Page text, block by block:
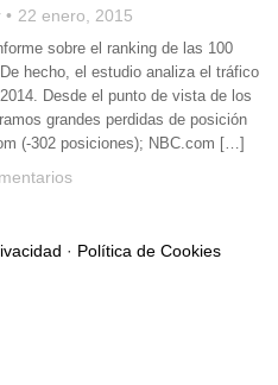
22 enero, 2015
sobre el ranking de las 100
hecho, el estudio analiza el tráfico
Desde el punto de vista de los
grandes perdidas de posición
(-302 posiciones); NBC.com […]
· Política de Cookies